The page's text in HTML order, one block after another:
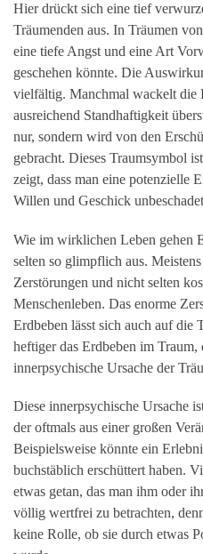
Hier drückt sich eine tief
Träumenden aus. In Träumen
eine tiefe Angst und eine Art
geschehen könnte. Die
vielfältig. Manchmal wackelt die
ausreichend Standhaftigkeit
nur, sondern wird von den
gebracht. Dieses Traumsymbol
zeigt, dass man eine potenzielle
Willen und Geschick
Wie im wirklichen Leben gehen
selten so glimpflich aus.
Zerstörungen und nicht selten
Menschenleben. Das enorme
Erdbeben lässt sich auch auf die
heftiger das Erdbeben im Traum,
innerpsychische Ursache der
Diese innerpsychische Ursache
der oftmals aus einer großen
Beispielsweise könnte ein
buchstäblich erschüttert haben.
etwas getan, das man ihm oder
völlig wertfrei zu betrachten,
keine Rolle, ob sie durch etwas